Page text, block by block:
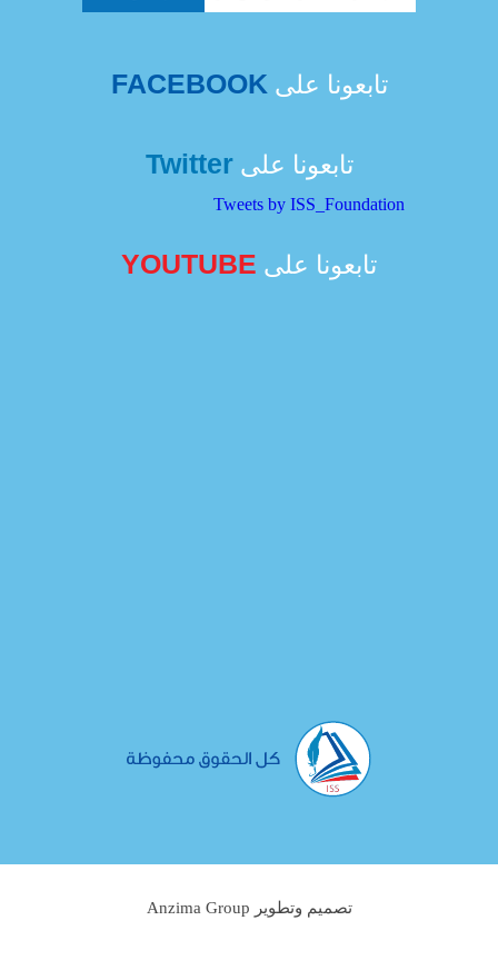
تابعونا على FACEBOOK
تابعونا علىTwitter
Tweets by ISS_Foundation
تابعونا على YOUTUBE
تصميم وتطوير Anzima Group